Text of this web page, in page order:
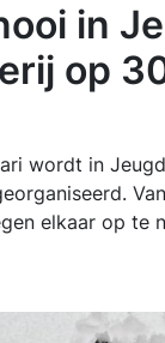
in
op
wordt in
elkaar op te